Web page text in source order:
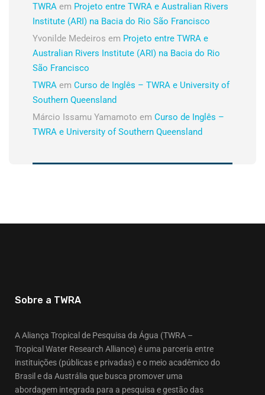
TWRA em Projeto entre TWRA e Australian Rivers
Institute (ARI) na Bacia do Rio São Francisco
Yvonilde Medeiros em Projeto entre TWRA e
Australian Rivers Institute (ARI) na Bacia do Rio
São Francisco
TWRA em Curso de Inglês – TWRA e University of
Southern Queensland
Márcio Issamu Yamamoto em Curso de Inglês –
TWRA e University of Southern Queensland
Sobre a TWRA
A Aliança Tropical de Pesquisa da Água (TWRA –
Tropical Water Research Alliance) é uma parceria entre
instituições (públicas e privadas) e o meio acadêmico do
Brasil e da Austrália que busca promover uma
abordagem integrada para a pesquisa e gestão das